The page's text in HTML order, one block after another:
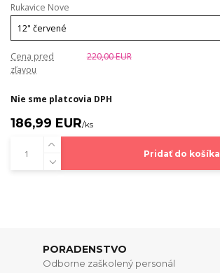
Rukavice Nove
Cena pred
zľavou
220,00 EUR
Nie sme platcovia DPH
186,99 EUR/ks
Pridať do košíka
PORADENSTVO
Odborne zaškolený personál